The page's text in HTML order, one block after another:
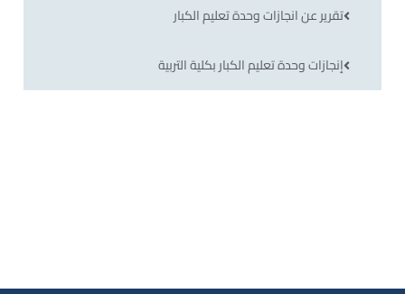
تقرير عن انجازات وحدة تعليم الكبار
إنجازات وحدة تعليم الكبار بكلية التربية